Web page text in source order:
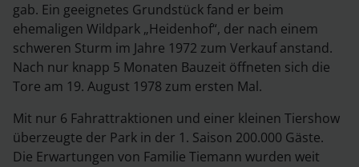
gab. Ein geeignetes Grundstück fand er beim
ehemaligen Wildpark „Heidenhof“, der nach einem
schweren Sturm im Jahre 1972 zum Verkauf anstand.
Nach nur knapp 5 Monaten Bauzeit öffneten sich die
Tore am 19. August 1978 zum ersten Mal.
Mit nur 6 Fahrattraktionen und einer kleinen Tiershow
überzeugte der Park in der 1. Saison 200.000 Gäste.
Die Erwartungen von Familie Tiemann wurden weit